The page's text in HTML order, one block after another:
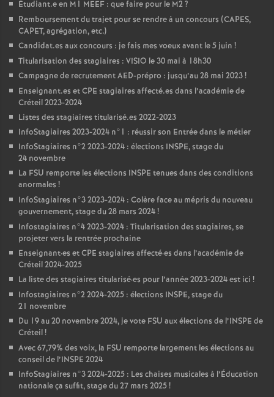
Étudiant.e en M1 MEEF : que faire pour le M2?
Remboursement du trajet pour se rendre à un concours (CAPES,
CAPET, agrégation, etc.)
Candidat.es aux concours : je fais mes voeux avant le 5 juin !
Titularisation des stagiaires : VISIO le 30 mai à 18h30
Campagne de recrutementAED-prépro : jusqu’au 28 mai 2023!
Enseignant.es etCPE stagiaires affecté.es dans l’académie de
Créteil 2023-2024
Listes des stagiaires titularisé.es 2022-2023
InfoStagiaires 2023-2024 n°1 : réussir son Entrée dans le métier
InfoStagiaires n°2 2023-2024 : élections INSPE, stage du
24 novembre
La FSU remporte les élections INSPE tenues dans des conditions
anormales !
InfoStagiaires n°3 2023-2024 : Colère face au mépris du nouveau
gouvernement, stage du 28 mars 2024!
Infostagiaires n°4 2023-2024 : Titularisation des stagiaires, se
projeter vers la rentrée prochaine
Enseignant·es etCPE stagiaires affecté·es dans l’académie de
Créteil 2024-2025
La liste des stagiaires titularisé·es pour l’année 2023-2024 est ici !
Infostagiaires n°2 2024-2025 : élections INSPE, stage du
21 novembre
Du 19 au 20 novembre 2024, je vote FSU aux élections de l’INSPE de
Créteil!
Avec 67,79% des voix, la FSU remporte largement les élections au
conseil de l’INSPE 2024
InfoStagiaires n°3 2024-2025 : Les chaises musicales à l’Éducation
nationale ça suffit, stage du 27 mars 2025!